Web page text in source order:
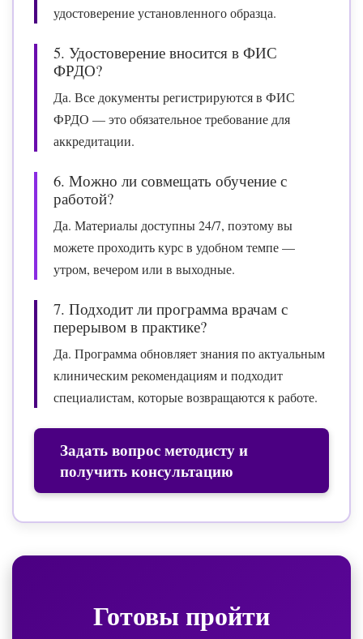
удостоверение установленного образца.
5. Удостоверение вносится в ФИС
ФРДО?
Да. Все документы регистрируются в ФИС
ФРДО — это обязательное требование для
аккредитации.
6. Можно ли совмещать обучение с
работой?
Да. Материалы доступны 24/7, поэтому вы
можете проходить курс в удобном темпе —
утром, вечером или в выходные.
7. Подходит ли программа врачам с
перерывом в практике?
Да. Программа обновляет знания по актуальным
клиническим рекомендациям и подходит
специалистам, которые возвращаются к работе.
Задать вопрос методисту и
получить консультацию
Готовы пройти